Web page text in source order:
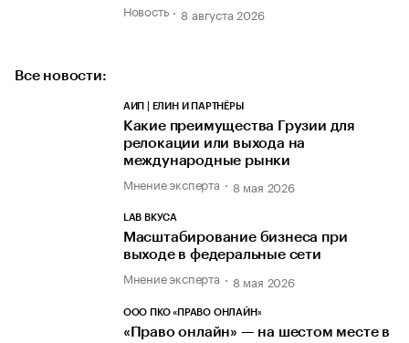
Новость 8 августа 2026
Все новости:
АИП | ЕЛИН И ПАРТНЁРЫ
Какие преимущества Грузии для
релокации или выхода на
международные рынки
Мнение эксперта 8 мая 2026
LAB ВКУСА
Масштабирование бизнеса при
выходе в федеральные сети
Мнение эксперта 8 мая 2026
ООО ПКО «ПРАВО ОНЛАЙН»
«Право онлайн» — на шестом месте в